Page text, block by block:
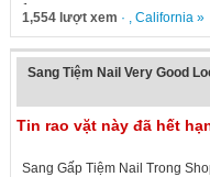
1...
1,554 lượt xem · , California»
Sang Tiệm Nail Very Good
Tin rao vặt này đã hết
Sang Gấp Tiệm Nail Trong